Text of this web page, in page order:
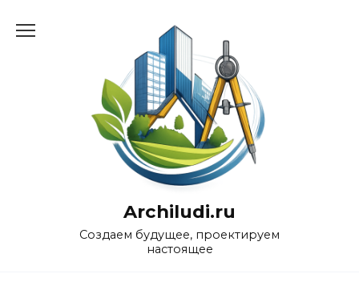
Archiludi.ru
Создаем будущее, проектируем
настоящее